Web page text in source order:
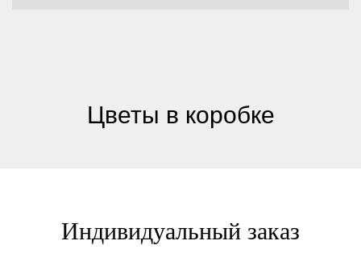
Цветы в коробке
Индивидуальный заказ